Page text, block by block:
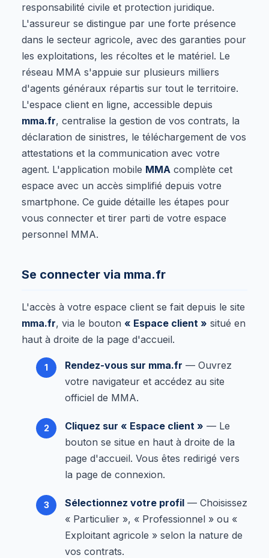
responsabilité civile et protection juridique.
L'assureur se distingue par une forte présence
dans le secteur agricole, avec des garanties pour
les exploitations, les récoltes et le matériel. Le
réseau MMA s'appuie sur plusieurs milliers
d'agents généraux répartis sur tout le territoire.
L'espace client en ligne, accessible depuis
mma.fr, centralise la gestion de vos contrats, la
déclaration de sinistres, le téléchargement de vos
attestations et la communication avec votre
agent. L'application mobile MMA complète cet
espace avec un accès simplifié depuis votre
smartphone. Ce guide détaille les étapes pour
vous connecter et tirer parti de votre espace
personnel MMA.
Se connecter via mma.fr
L'accès à votre espace client se fait depuis le site
mma.fr, via le bouton « Espace client » situé en
haut à droite de la page d'accueil.
Rendez-vous sur mma.fr — Ouvrez
votre navigateur et accédez au site
officiel de MMA.
Cliquez sur « Espace client » — Le
bouton se situe en haut à droite de la
page d'accueil. Vous êtes redirigé vers
la page de connexion.
Sélectionnez votre profil — Choisissez
« Particulier », « Professionnel » ou «
Exploitant agricole » selon la nature de
vos contrats.